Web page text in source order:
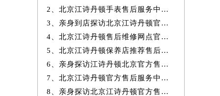
2、北京江诗丹顿手表售后服务中心提供专业维修保养服务权威公示（2026
3、亲身到店探访北京江诗丹顿官方售后服务中心｜最新热线和全部网点地
4、北京江诗丹顿售后维修网点官方服务指南权威公示（2026年7月最新）
5、北京江诗丹顿保养店推荐售后保养服务权威公示（2026年7月最新）
6、亲身探访江诗丹顿北京官方售后服务中心｜地址与24小时服务电话（2026
7、北京江诗丹顿官方售后服务中心｜最新地址与24小时售后热线权威信息
8、亲身探访北京江诗丹顿官方售后服务中心｜完整网点地址与服务电话（20